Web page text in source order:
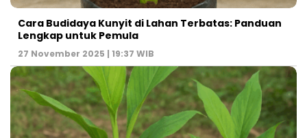
Cara Budidaya Kunyit di Lahan Terbatas: Panduan
Lengkap untuk Pemula
27 November 2025 | 19:37 WIB